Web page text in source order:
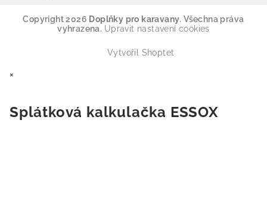
Copyright 2026 Doplňky pro karavany. Všechna práva
vyhrazena. Upravit nastavení cookies
Vytvořil Shoptet
×
Splátková kalkulačka ESSOX